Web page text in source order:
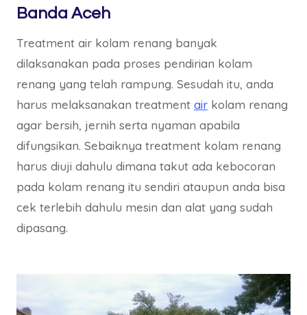
Banda Aceh
Treatment air kolam renang banyak
dilaksanakan pada proses pendirian kolam
renang yang telah rampung. Sesudah itu, anda
harus melaksanakan treatment air kolam renang
agar bersih, jernih serta nyaman apabila
difungsikan. Sebaiknya treatment kolam renang
harus diuji dahulu dimana takut ada kebocoran
pada kolam renang itu sendiri ataupun anda bisa
cek terlebih dahulu mesin dan alat yang sudah
dipasang.